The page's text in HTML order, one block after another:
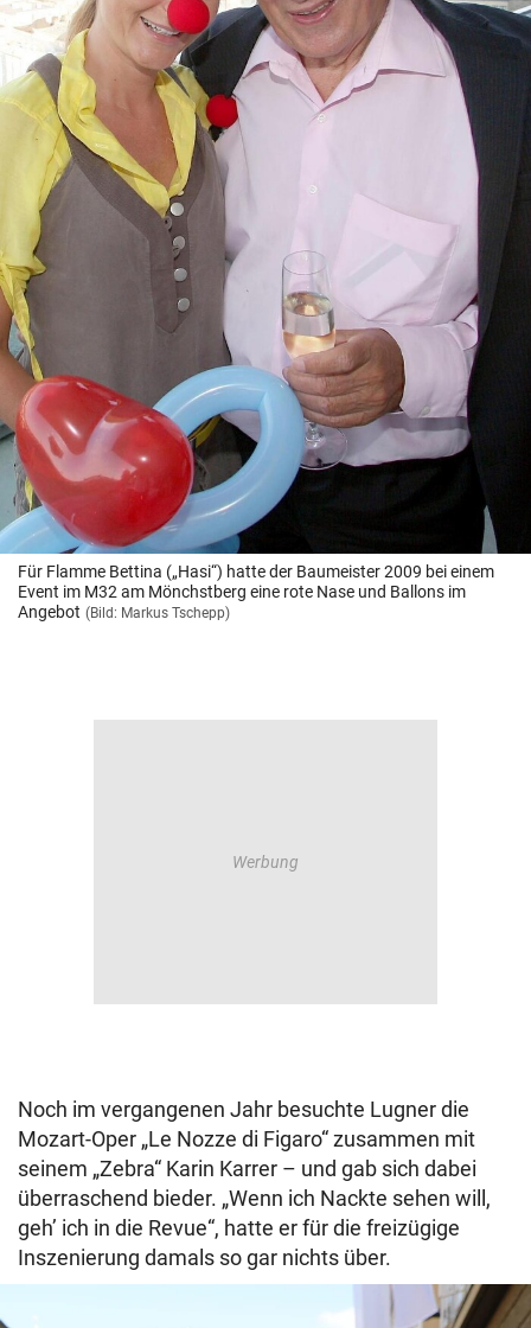
Für Flamme Bettina („Hasi“) hatte der Baumeister 2009 bei einem
Event im M32 am Mönchstberg eine rote Nase und Ballons im
Angebot (Bild: Markus Tschepp)
Noch im vergangenen Jahr besuchte Lugner die
Mozart-Oper „Le Nozze di Figaro“ zusammen mit
seinem „Zebra“ Karin Karrer – und gab sich dabei
überraschend bieder. „Wenn ich Nackte sehen will,
geh’ ich in die Revue“, hatte er für die freizügige
Inszenierung damals so gar nichts über.